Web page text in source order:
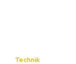
Technik